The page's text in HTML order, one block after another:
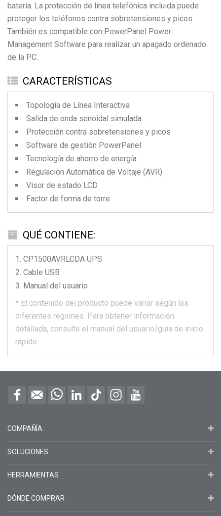
batería. La protección de línea telefónica incluida puede
proteger los teléfonos contra sobretensiones y picos.
También es compatible con PowerPanel Power
Management Software para realizar un apagado ordenado
de la PC.
CARACTERÍSTICAS
Topología de Línea Interactiva
Salida de onda senoidal simulada
Protección contra sobretensiones y picos
Software de gestión PowerPanel
Tecnología de ahorro de energía
Regulación Automática de Voltaje (AVR)
Visor de estado LCD
Factor de forma de torre
QUÉ CONTIENE:
CP1500AVRLCDA UPS
Cable USB
Manual del usuario
* El contenido del producto puede variar según las
diferentes regiones. Para obtener información
detallada, consulte el manual del usuario/guía de inicio
rápido
COMPAÑÍA
SOLUCIONES
HERRAMIENTAS
DÓNDE COMPRAR